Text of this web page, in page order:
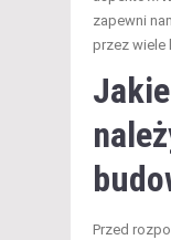
zapewni
przez wiele
Przed